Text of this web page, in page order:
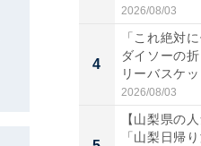
題。“さま...
2026/08/03
4
「これ絶対
ダイソーの
リーバスケ
わ...
2026/08/03
【山梨県の
「山梨日帰